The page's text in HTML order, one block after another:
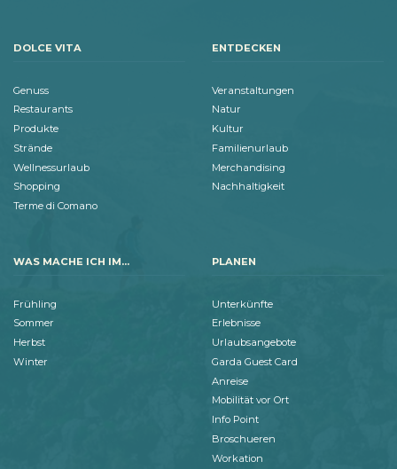
DOLCE VITA
Genuss
Restaurants
Produkte
Strände
Wellnessurlaub
Shopping
Terme di Comano
ENTDECKEN
Veranstaltungen
Natur
Kultur
Familienurlaub
Merchandising
Nachhaltigkeit
WAS MACHE ICH IM...
Frühling
Sommer
Herbst
Winter
PLANEN
Unterkünfte
Erlebnisse
Urlaubsangebote
Garda Guest Card
Anreise
Mobilität vor Ort
Info Point
Broschueren
Workation